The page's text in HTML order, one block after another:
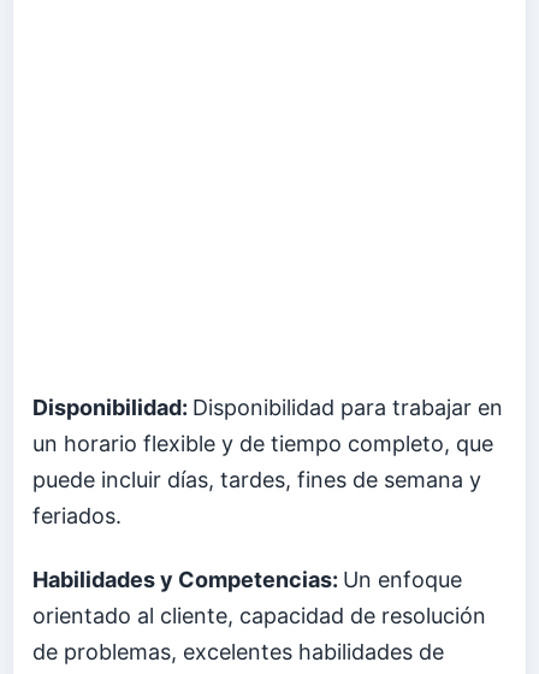
Disponibilidad: Disponibilidad para trabajar en
un horario flexible y de tiempo completo, que
puede incluir días, tardes, fines de semana y
feriados.
Habilidades y Competencias: Un enfoque
orientado al cliente, capacidad de resolución
de problemas, excelentes habilidades de